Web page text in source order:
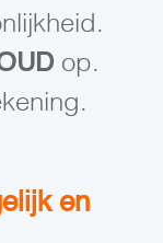
op.
en